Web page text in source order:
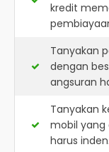
kredit
Tanyakan
dengan
angsuran
Tanyakan
mobil yang
harus inden.